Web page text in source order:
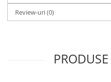
Review-uri(0)